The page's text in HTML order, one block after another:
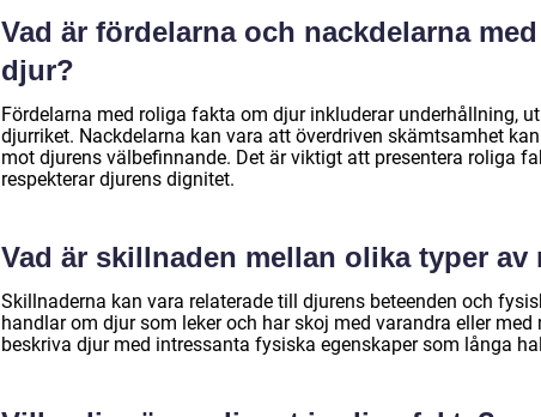
Vad är fördelarna och nackdelarna
djur?
Fördelarna med roliga fakta om djur inkluderar underhållning,
djurriket. Nackdelarna kan vara att överdriven skämtsamhet
mot djurens välbefinnande. Det är viktigt att presentera roliga
respekterar djurens dignitet.
Vad är skillnaden mellan olika typer
Skillnaderna kan vara relaterade till djurens beteenden och
handlar om djur som leker och har skoj med varandra eller
beskriva djur med intressanta fysiska egenskaper som långa